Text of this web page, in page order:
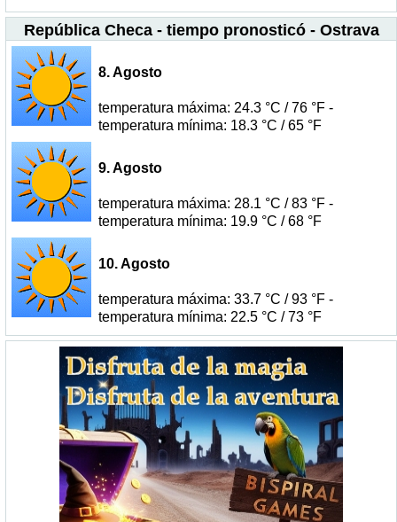
República Checa - tiempo pronosticó - Ostrava
8. Agosto
temperatura máxima: 24.3 °C / 76 °F -
temperatura mínima: 18.3 °C / 65 °F
9. Agosto
temperatura máxima: 28.1 °C / 83 °F -
temperatura mínima: 19.9 °C / 68 °F
10. Agosto
temperatura máxima: 33.7 °C / 93 °F -
temperatura mínima: 22.5 °C / 73 °F